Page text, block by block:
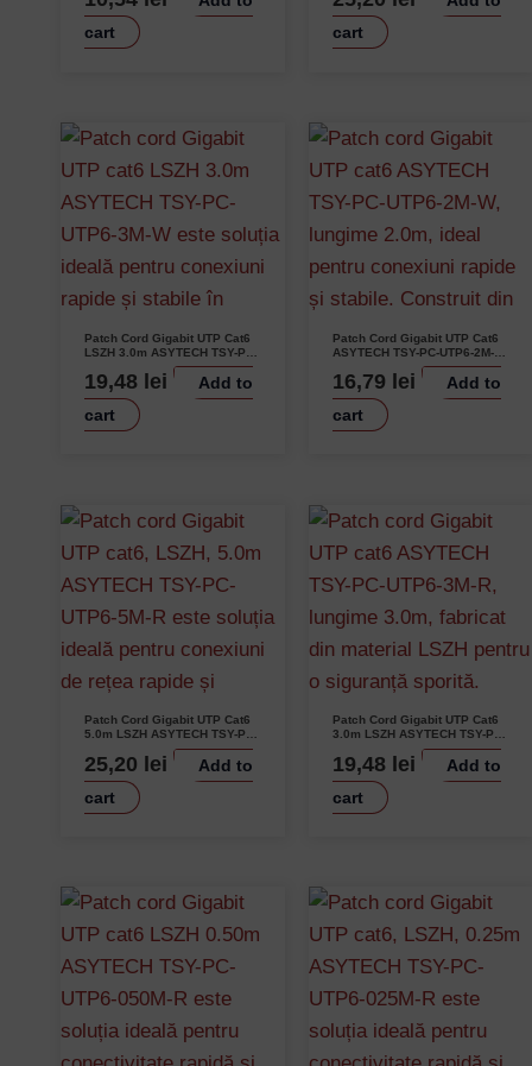
cart
cart
Patch Cord Gigabit UTP Cat6
LSZH 3.0m ASYTECH TSY-PC-
UTP6-3M-W Performanță
Ridicată Contacte Aurite
Conductor Cupru 26AWG
19,48 lei
Add to
cart
Patch Cord Gigabit UTP Cat6
ASYTECH TSY-PC-UTP6-2M-W
2.0m Performanță Ridicată
Contacte Aurite LSZH
16,79 lei
Add to
cart
Patch Cord Gigabit UTP Cat6
5.0m LSZH ASYTECH TSY-PC-
UTP6-5M-R Performanță
Gigabit Conectori Auriti
Izolație Low Smoke Zero
Halogen
25,20 lei
Add to
cart
Patch Cord Gigabit UTP Cat6
3.0m LSZH ASYTECH TSY-PC-
UTP6-3M-R Conectori Auriti
Culoare Rosie
19,48 lei
Add to
cart